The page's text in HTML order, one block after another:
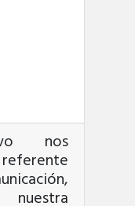
nos
referente